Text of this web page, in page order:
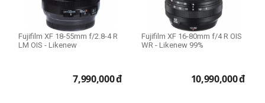
Fujifilm XF 18-55mm f/2.8-4 R
LM OIS - Likenew
7,990,000đ
Fujifilm XF 16-80mm f/4 R OIS
WR - Likenew 99%
10,990,000đ